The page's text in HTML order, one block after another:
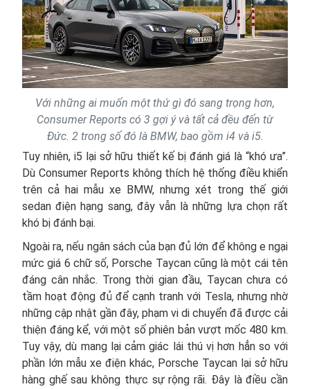
Với những ai muốn một thứ gì đó sang trọng hơn,
Consumer Reports có 3 gợi ý và tất cả đều đến từ
Đức. 2 trong số đó là BMW, bao gồm i4 và i5.
Tuy nhiên, i5 lại sở hữu thiết kế bị đánh giá là “khó ưa”.
Dù Consumer Reports không thích hệ thống điều khiển
trên cả hai mẫu xe BMW, nhưng xét trong thế giới
sedan điện hạng sang, đây vẫn là những lựa chọn rất
khó bị đánh bại.
Ngoài ra, nếu ngân sách của bạn đủ lớn để không e ngại
mức giá 6 chữ số, Porsche Taycan cũng là một cái tên
đáng cân nhắc. Trong thời gian đầu, Taycan chưa có
tầm hoạt động đủ để cạnh tranh với Tesla, nhưng nhờ
những cập nhật gần đây, phạm vi di chuyển đã được cải
thiện đáng kể, với một số phiên bản vượt mốc 480 km.
Tuy vậy, dù mang lại cảm giác lái thú vị hơn hẳn so với
phần lớn mẫu xe điện khác, Porsche Taycan lại sở hữu
hàng ghế sau không thực sự rộng rãi. Đây là điều cần